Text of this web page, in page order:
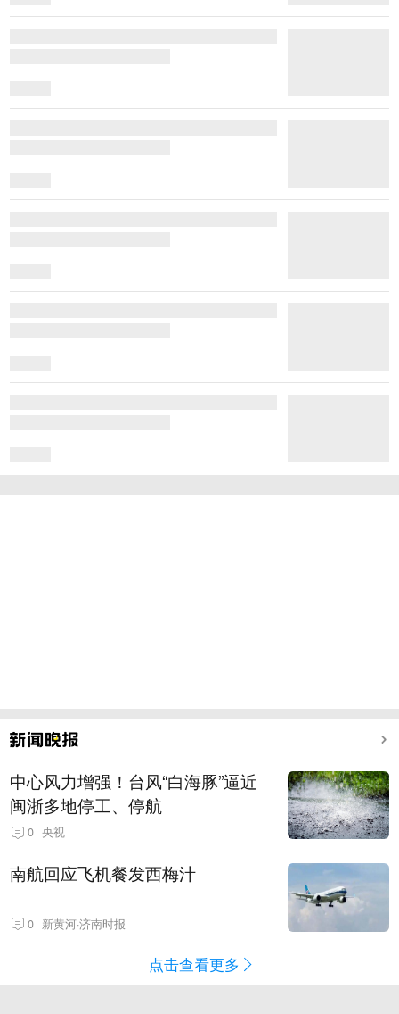
中心风力增强！台风“白海豚”逼近
闽浙多地停工、停航
0 央视
南航回应飞机餐发西梅汁
0 新黄河·济南时报
点击查看更多